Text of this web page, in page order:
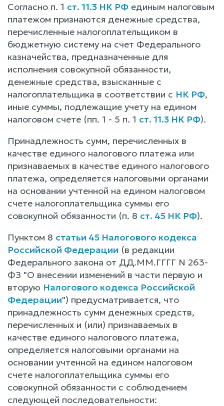
Согласно п. 1 ст. 11.3 НК РФ единым налоговым
платежом признаются денежные средства,
перечисленные налогоплательщиком в
бюджетную систему на счет Федерального
казначейства, предназначенные для
исполнения совокупной обязанности,
денежные средства, взысканные с
налогоплательщика в соответствии с НК РФ,
иные суммы, подлежащие учету на едином
налоговом счете (пп. 1 - 5 п. 1 ст. 11.3 НК РФ).
Принадлежность сумм, перечисленных в
качестве единого налогового платежа или
признаваемых в качестве единого налогового
платежа, определяется налоговыми органами
на основании учтенной на едином налоговом
счете налогоплательщика суммы его
совокупной обязанности (п. 8 ст. 45 НК РФ).
Пунктом 8 статьи 45 Налогового кодекса
Российской Федерации (в редакции
Федерального закона от ДД.ММ.ГГГГ N 263-
ФЗ "О внесении изменений в части первую и
вторую Налогового кодекса Российской
Федерации") предусматривается, что
принадлежность сумм денежных средств,
перечисленных и (или) признаваемых в
качестве единого налогового платежа,
определяется налоговыми органами на
основании учтенной на едином налоговом
счете налогоплательщика суммы его
совокупной обязанности с соблюдением
следующей последовательности: